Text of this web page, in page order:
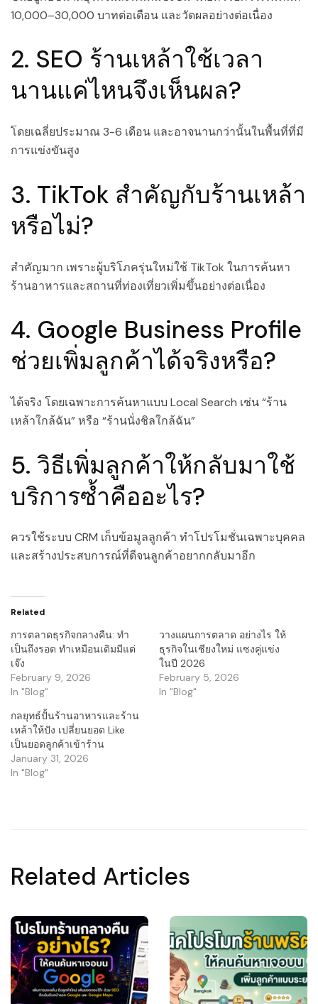
10,000–30,000 บาทต่อเดือน และวัดผลอย่างต่อเนื่อง
2. SEO ร้านเหล้าใช้เวลา
นานแค่ไหนจึงเห็นผล?
โดยเฉลี่ยประมาณ 3-6 เดือน และอาจนานกว่านั้นในพื้นที่ที่มี
การแข่งขันสูง
3. TikTok สำคัญกับร้านเหล้า
หรือไม่?
สำคัญมาก เพราะผู้บริโภครุ่นใหม่ใช้ TikTok ในการค้นหา
ร้านอาหารและสถานที่ท่องเที่ยวเพิ่มขึ้นอย่างต่อเนื่อง
4. Google Business Profile
ช่วยเพิ่มลูกค้าได้จริงหรือ?
ได้จริง โดยเฉพาะการค้นหาแบบ Local Search เช่น “ร้าน
เหล้าใกล้ฉัน” หรือ “ร้านนั่งชิลใกล้ฉัน”
5. วิธีเพิ่มลูกค้าให้กลับมาใช้
บริการซ้ำคืออะไร?
ควรใช้ระบบ CRM เก็บข้อมูลลูกค้า ทำโปรโมชั่นเฉพาะบุคคล
และสร้างประสบการณ์ที่ดีจนลูกค้าอยากกลับมาอีก
Related
การตลาดธุรกิจกลางคืน: ทำ
เป็นถึงรอด ทำเหมือนเดิมมีแต่
เจ๊ง
February 9, 2026
In "Blog"
วางแผนการตลาด อย่างไร ให้
ธุรกิจในเชียงใหม่ แซงคู่แข่ง
ในปี 2026
February 5, 2026
In "Blog"
กลยุทธ์ปั้นร้านอาหารและร้าน
เหล้าให้ปัง เปลี่ยนยอด Like
เป็นยอดลูกค้าเข้าร้าน
January 31, 2026
In "Blog"
Related Articles